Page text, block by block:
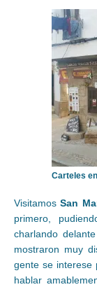
Carteles
VisitamosSan
primero,
charlando
mostraron muy
gente se interese
hablar